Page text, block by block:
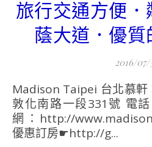
旅行交通方便
蔭大道．優質
2016/07/
Madison Taipei 台北慕軒 地址： 台北市大安區
敦化南路一段331號 電
網：http://
優惠訂房☛http://g...